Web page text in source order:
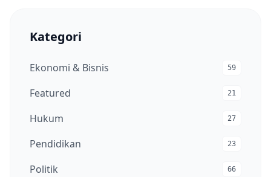
Kategori
Ekonomi & Bisnis 59
Featured 21
Hukum 27
Pendidikan 23
Politik 66